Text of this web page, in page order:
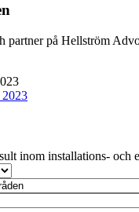
partner på Hellström
inom installations- och